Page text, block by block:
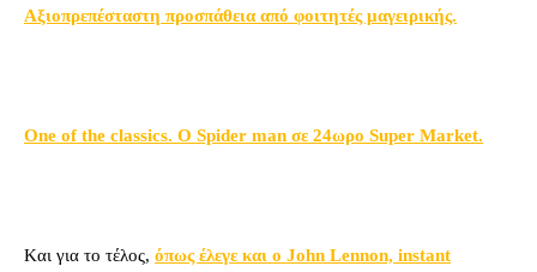
Αξιοπρεπέσταστη προσπάθεια από φοιτητές μαγειρικής.
One of the classics. O Spider man σε 24ωρο Super Market.
Kαι για το τέλος, όπως έλεγε και ο John Lennon, instant